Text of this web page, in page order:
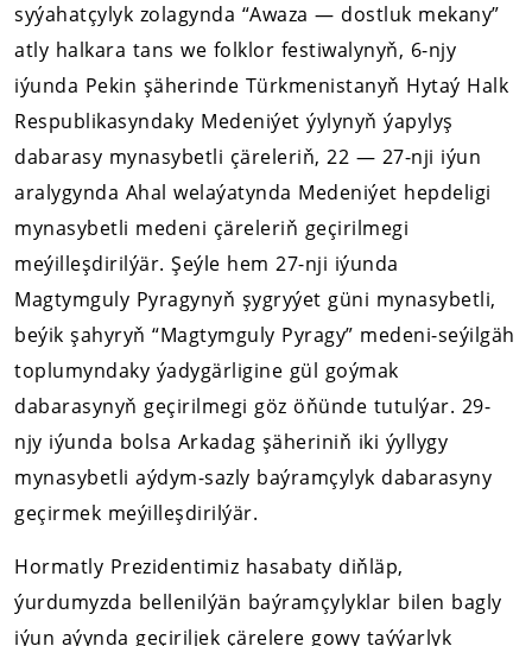
syýahatçylyk zolagynda “Awaza — dostluk mekany”
atly halkara tans we folklor festiwalynyň, 6-njy
iýunda Pekin şäherinde Türkmenistanyň Hytaý Halk
Respublikasyndaky Medeniýet ýylynyň ýapylyş
dabarasy mynasybetli çäreleriň, 22 — 27-nji iýun
aralygynda Ahal welaýatynda Medeniýet hepdeligi
mynasybetli medeni çäreleriň geçirilmegi
meýilleşdirilýär. Şeýle hem 27-nji iýunda
Magtymguly Pyragynyň şygryýet güni mynasybetli,
beýik şahyryň “Magtymguly Pyragy” medeni-seýilgäh
toplumyndaky ýadygärligine gül goýmak
dabarasynyň geçirilmegi göz öňünde tutulýar. 29-
njy iýunda bolsa Arkadag şäheriniň iki ýyllygy
mynasybetli aýdym-sazly baýramçylyk dabarasyny
geçirmek meýilleşdirilýär.
Hormatly Prezidentimiz hasabaty diňläp,
ýurdumyzda bellenilýän baýramçylyklar bilen bagly
iýun aýynda geçiriljek çärelere gowy taýýarlyk